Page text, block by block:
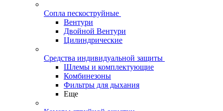
Сопла пескоструйные
Вентури
Двойной Вентури
Цилиндрические
Средства индивидуальной защиты
Шлемы и комплектующие
Комбинезоны
Фильтры для дыхания
Еще